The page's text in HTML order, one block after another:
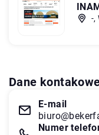
-,
Dane
E-mail
Numer